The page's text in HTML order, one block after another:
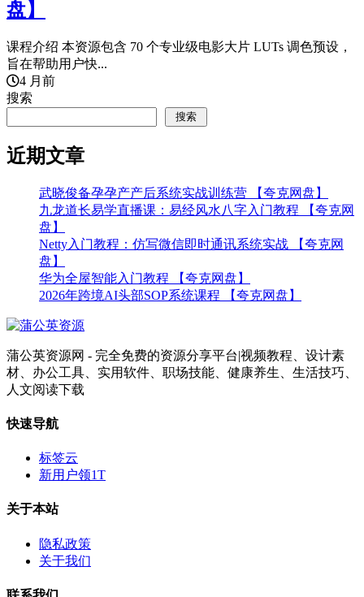
盘】
课程介绍 本资源包含 70 个专业级电影大片 LUTs 调色预设，
旨在帮助用户快...
4 月前
搜索
搜索
近期文章
武晓俊备孕孕产产后系统实战训练营 【夸克网盘】
九龙道长易学直播课：易经风水八字入门教程 【夸克网
盘】
Netty入门教程：仿写微信即时通讯系统实战 【夸克网
盘】
华为全屋智能入门教程 【夸克网盘】
2026年跨境AI头部SOP系统课程 【夸克网盘】
蒲公英资源网 - 完全免费的资源分享平台|视频教程、设计素
材、办公工具、实用软件、职场技能、健康养生、生活技巧、
人文阅读下载
快速导航
标签云
新用户领1T
关于本站
隐私政策
关于我们